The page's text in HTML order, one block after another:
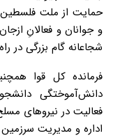
حمایت از ملت فلسطین
و جوانان و فعالانِ
شجاعانه گام بزرگی در
فرمانده کل قوا
دانش‌آموختگی
فعالیت در نیروهای
اداره و مدیریت سرزمین